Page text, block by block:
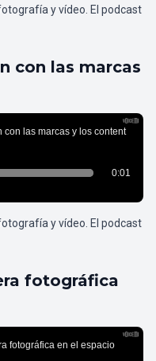
y vídeo. El podcast
con las marcas
y vídeo. El podcast
fotográfica